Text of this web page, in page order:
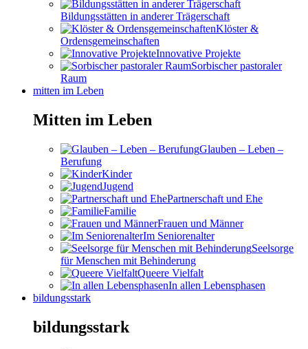
Bildungsstätten in anderer Trägerschaft
Klöster &
Ordensgemeinschaften
Innovative Projekte
Sorbischer pastoraler
Raum
mitten im Leben
Mitten im Leben
Glauben – Leben –
Berufung
Kinder
Jugend
Partnerschaft und Ehe
Familie
Frauen und Männer
Im Seniorenalter
Seelsorge
für Menschen mit Behinderung
Queere Vielfalt
In allen Lebensphasen
bildungsstark
bildungsstark